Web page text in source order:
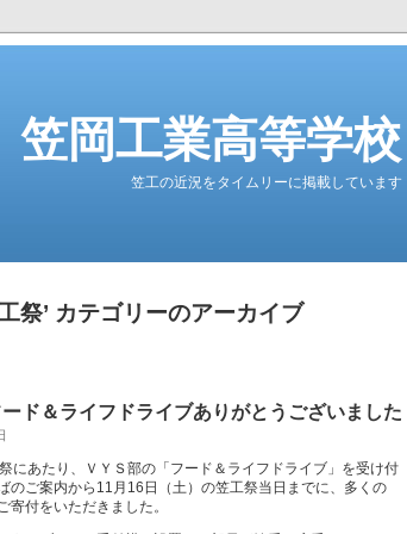
笠岡工業高等学
笠工の近況をタイムリーに掲載しています
祭’ カテゴリーのアーカイブ
ド＆ライフドライブありがとうございました
にあたり、ＶＹＳ部の「フード＆ライフドライブ」を受け付
のご案内から11月16日（土）の笠工祭当日までに、多くの
寄付をいただきました。